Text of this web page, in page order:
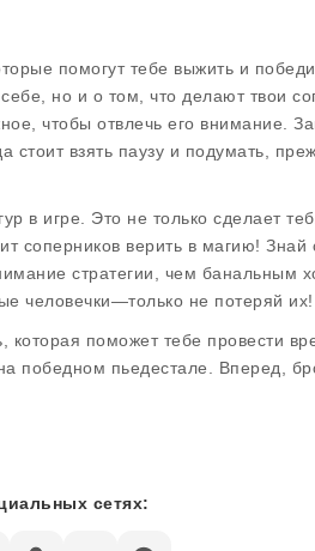
помогут тебе выжить и
но и о том, что делают твои
чтобы отвлечь его внимание.
стоит взять паузу и подумать,
в игре. Это не только сделает
соперников верить в магию!
стратегии, чем банальным
человечки—только не потеряй их!
которая поможет тебе провести
победном пьедестале. Вперед,
сетях: